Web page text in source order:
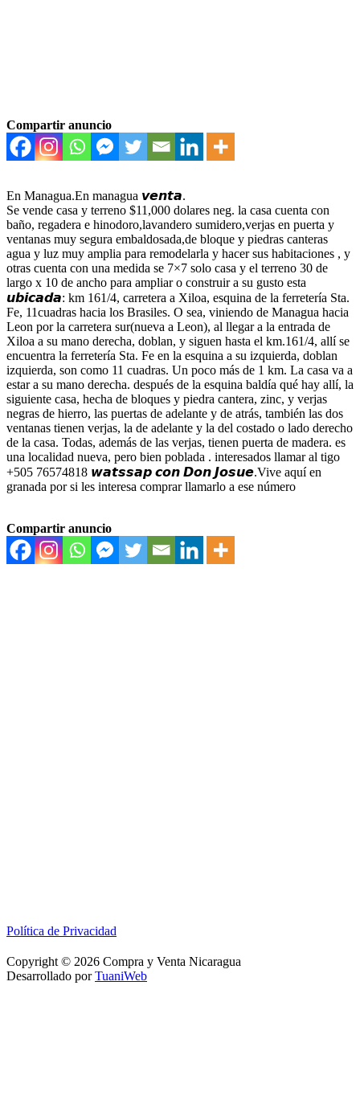
Compartir anuncio
En Managua.En managua 𝙫𝙚𝙣𝙩𝙖.
Se vende casa y terreno $11,000 dolares neg. la casa cuenta con
baño, regadera e hinodoro,lavandero sumidero,verjas en puerta y
ventanas muy segura embaldosada,de bloque y piedras canteras
agua y luz muy amplia para remodelarla y hacer sus habitaciones , y
otras cuenta con una medida se 7×7 solo casa y el terreno 30 de
largo x 10 de ancho para ampliar o construir a su gusto esta
𝙪𝙗𝙞𝙘𝙖𝙙𝙖: km 161/4, carretera a Xiloa, esquina de la ferretería Sta.
Fe, 11cuadras hacia los Brasiles. O sea, viniendo de Managua hacia
Leon por la carretera sur(nueva a Leon), al llegar a la entrada de
Xiloa a su mano derecha, doblan, y siguen hasta el km.161/4, allí se
encuentra la ferretería Sta. Fe en la esquina a su izquierda, doblan
izquierda, son como 11 cuadras. Un poco más de 1 km. La casa va a
estar a su mano derecha. después de la esquina baldía qué hay allí, la
siguiente casa, hecha de bloques y piedra cantera, zinc, y verjas
negras de hierro, las puertas de adelante y de atrás, también las dos
ventanas tienen verjas, la de adelante y la del costado o lado derecho
de la casa. Todas, además de las verjas, tienen puerta de madera. es
una localidad nueva, pero bien poblada . interesados llamar al tigo
+505 76574818 𝙬𝙖𝙩𝙨𝙨𝙖𝙥 𝙘𝙤𝙣 𝘿𝙤𝙣 𝙅𝙤𝙨𝙪𝙚.Vive aquí en
granada por si les interesa comprar llamarlo a ese número
Compartir anuncio
Política de Privacidad
Copyright © 2026 Compra y Venta Nicaragua
Desarrollado porTuaniWeb